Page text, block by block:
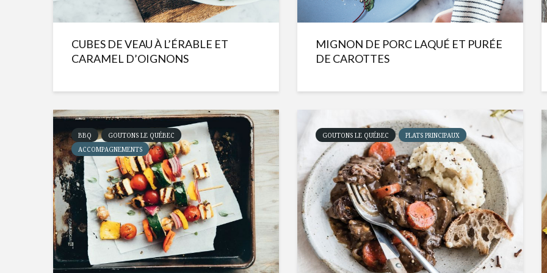
CUBES DE VEAU À L’ÉRABLE ET
CARAMEL D’OIGNONS
MIGNON DE PORC LAQUÉ ET PURÉE
DE CAROTTES
BBQ
GOUTONS LE QUÉBEC
ACCOMPAGNEMENTS
GOUTONS LE QUÉBEC PLATS PRINCIPAUX